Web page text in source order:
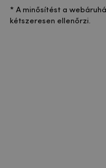
* A minősítést a
kétszeresen ellenőrzi.